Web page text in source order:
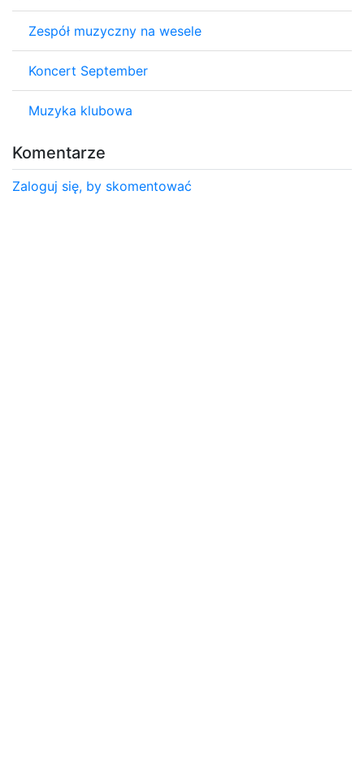
Zespół muzyczny na wesele
Koncert September
Muzyka klubowa
Komentarze
Zaloguj się, by skomentować